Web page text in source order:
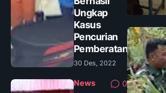
Ungkap
Kasus
Pencurian
Pemberatan
30 Des, 2022
News 0